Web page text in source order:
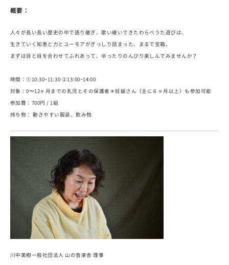
概要：
人々が長い長い歴史の中で語り継ぎ、歌い継いできたわらべうた遊びは、
生きていく知恵と力とユーモアがぎっしり詰まった、まるで宝箱。
まずは目と目を合わせてふれあって、ゆったりのんびり楽しんでみませんか？
時間：①10:30~11:30 ②13:00~14:00
対象：0〜12ヶ月までの乳児とその保護者＊妊娠さん（主に６ヶ月以上）も参加可能
参加費：700円 / 1組
持ち物： 動きやすい服装、飲み物
川中美樹一般社団法人 山の音楽舎 理事